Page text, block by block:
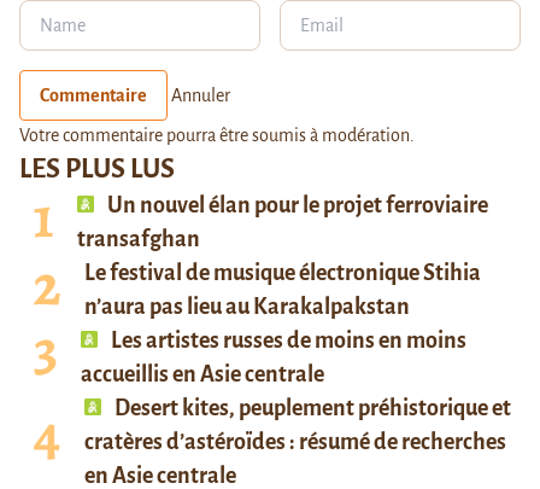
LES PLUS LUS
Un nouvel élan pour le projet ferroviaire
transafghan
Le festival de musique électronique Stihia
n’aura pas lieu au Karakalpakstan
Les artistes russes de moins en moins
accueillis en Asie centrale
Desert kites, peuplement préhistorique et
cratères d’astéroïdes : résumé de recherches
en Asie centrale
Commentaire Annuler
Votre commentaire pourra être soumis à modération.